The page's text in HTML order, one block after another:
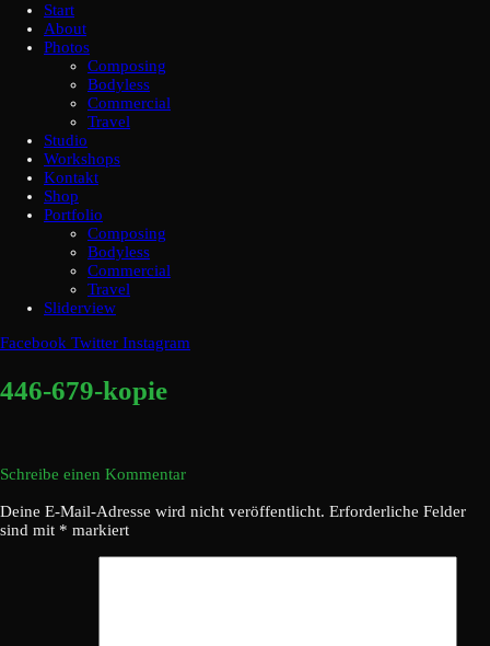
Start
About
Photos
Composing
Bodyless
Commercial
Travel
Studio
Workshops
Kontakt
Shop
Portfolio
Composing
Bodyless
Commercial
Travel
Sliderview
Facebook Twitter Instagram
446-679-kopie
Schreibe einen Kommentar
Deine E-Mail-Adresse wird nicht veröffentlicht. Erforderliche Felder
sind mit * markiert